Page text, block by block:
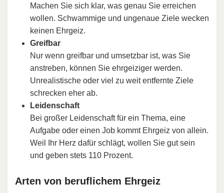
Machen Sie sich klar, was genau Sie erreichen
wollen. Schwammige und ungenaue Ziele wecken
keinen Ehrgeiz.
Greifbar
Nur wenn greifbar und umsetzbar ist, was Sie
anstreben, können Sie ehrgeiziger werden.
Unrealistische oder viel zu weit entfernte Ziele
schrecken eher ab.
Leidenschaft
Bei großer Leidenschaft für ein Thema, eine
Aufgabe oder einen Job kommt Ehrgeiz von allein.
Weil Ihr Herz dafür schlägt, wollen Sie gut sein
und geben stets 110 Prozent.
Arten von beruflichem Ehrgeiz